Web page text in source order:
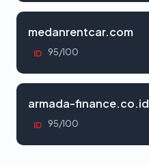
medanrentcar.com
ID 95/100
armada-finance.co.id
ID 95/100